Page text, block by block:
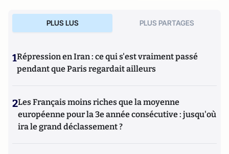
PLUS LUS PLUS PARTAGES
1Répression en Iran : ce qui s'est vraiment passé
pendant que Paris regardait ailleurs
2Les Français moins riches que la moyenne
européenne pour la 3e année consécutive : jusqu'où
ira le grand déclassement ?